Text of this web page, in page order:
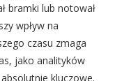
bramki lub notował
wpływ na
czasu zmaga
jako analityków
kluczowe.